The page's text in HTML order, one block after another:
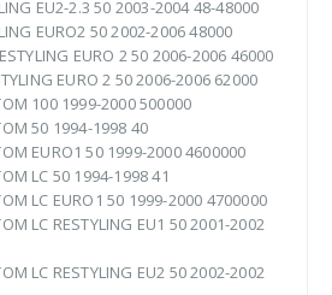
EU2-2.3 50 2003-2004 48-48000
EURO2 50 2002-2006 48000
EURO 2 50 2006-2006 46000
EURO 2 50 2006-2006 62000
100 1999-2000 500000
50 1994-1998 40
EURO1 50 1999-2000 4600000
LC 50 1994-1998 41
LC EURO1 50 1999-2000 4700000
LC RESTYLING EU1 50 2001-2002
LC RESTYLING EU2 50 2002-2002